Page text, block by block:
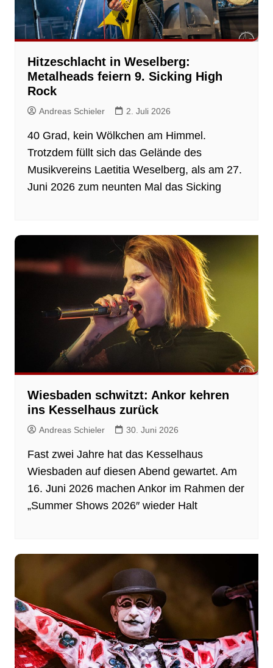
Hitzeschlacht in Weselberg:
Metalheads feiern 9. Sicking High
Rock
Andreas Schieler 2. Juli 2026
40 Grad, kein Wölkchen am Himmel.
Trotzdem füllt sich das Gelände des
Musikvereins Laetitia Weselberg, als am 27.
Juni 2026 zum neunten Mal das Sicking
Wiesbaden schwitzt: Ankor kehren
ins Kesselhaus zurück
Andreas Schieler 30. Juni 2026
Fast zwei Jahre hat das Kesselhaus
Wiesbaden auf diesen Abend gewartet. Am
16. Juni 2026 machen Ankor im Rahmen der
„Summer Shows 2026″ wieder Halt